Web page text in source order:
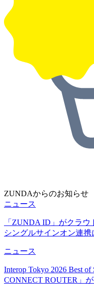
ZUNDAからのお知らせ
ニュース
「ZUNDA ID」がクラウ
シングルサインオン連携
ニュース
Interop Tokyo 2026 Best
CONNECT ROUTER」